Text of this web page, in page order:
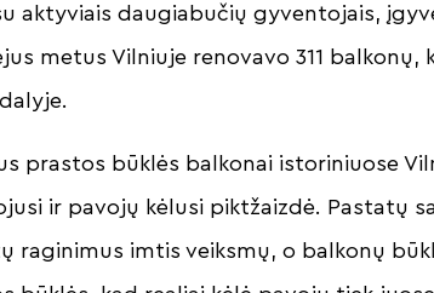
aktyviais daugiabučių gyventojais,
metus Vilniuje renovavo 311 balkonų,
prastos būklės balkonai istoriniuose
ir pavojų kėlusi piktžaizdė. Pastatų
raginimus imtis veiksmų, o balkonų